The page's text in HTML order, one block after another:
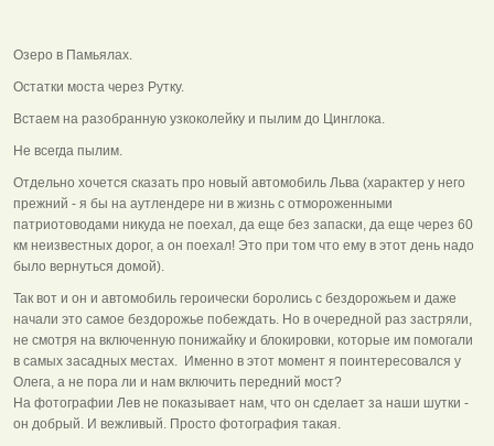
Озеро в Памьялах.
Остатки моста через Рутку.
Встаем на разобранную узкоколейку и пылим до Цинглока.
Не всегда пылим.
Отдельно хочется сказать про новый автомобиль Льва (характер у него
прежний - я бы на аутлендере ни в жизнь с отмороженными
патриотоводами никуда не поехал, да еще без запаски, да еще через 60
км неизвестных дорог, а он поехал! Это при том что ему в этот день надо
было вернуться домой).
Так вот и он и автомобиль героически боролись с бездорожьем и даже
начали это самое бездорожье побеждать. Но в очередной раз застряли,
не смотря на включенную понижайку и блокировки, которые им помогали
в самых засадных местах. Именно в этот момент я поинтересовался у
Олега, а не пора ли и нам включить передний мост?
На фотографии Лев не показывает нам, что он сделает за наши шутки -
он добрый. И вежливый. Просто фотография такая.